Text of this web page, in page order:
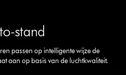
stand
passen op intelligente wijze de
aan op basis van de luchtkwaliteit.